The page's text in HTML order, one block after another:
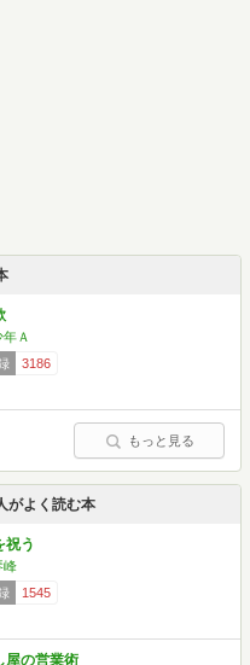
Ａ
3186
もっと見る
がよく読む本
祝う
峰
1545
屋の営業術